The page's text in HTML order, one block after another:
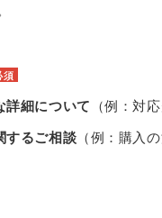
須
詳細について （例：対
するご相談 （例：購入